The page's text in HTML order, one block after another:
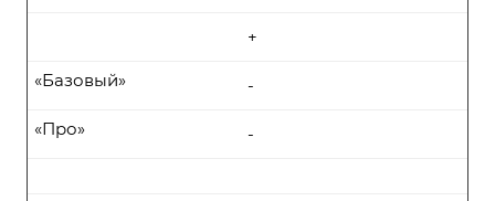
+
-
«Базовый»
-
«Про»